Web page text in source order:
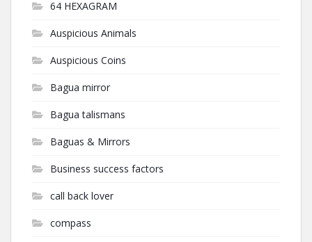
64 HEXAGRAM
Auspicious Animals
Auspicious Coins
Bagua mirror
Bagua talismans
Baguas & Mirrors
Business success factors
call back lover
compass